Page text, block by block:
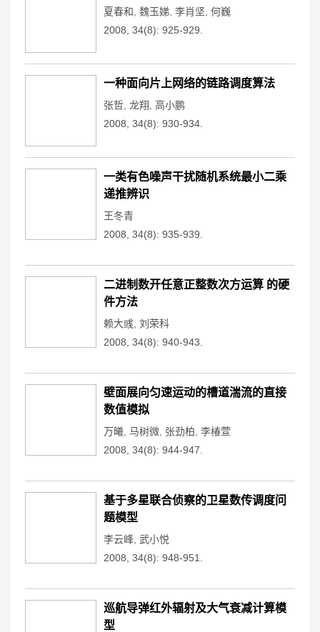
夏春和 魏玉娣 李肖坚 何巍
2008, 34(8): 925-929.
一种面向片上网络的链路调度算法
张哲 龙翔
高小鹏
2008, 34(8): 930-934.
一类有色噪声干扰随机系统最小二乘
递推辨识
王冬青
2008, 34(8): 935-939.
二进制数开任意正整数次方运算 的硬
件方法
赖大彧 刘荣科
2008, 34(8): 940-943.
壁面展向匀速运动的槽道湍流的直接
数值模拟
万曦 马树微 张劲柏 李椿萱
2008, 34(8): 944-947.
基于多星联合侦察的卫星数传调度问
题模型
李云峰 武小悦
2008, 34(8): 948-951.
巡航导弹红外辐射及大气衰减计算模
型